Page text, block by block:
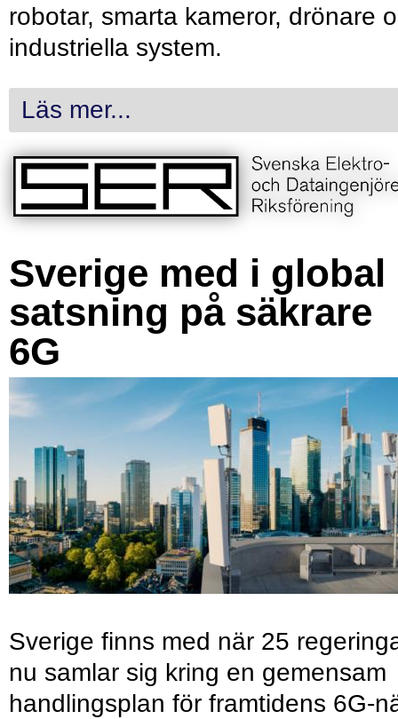
robotar, smarta kameror, drönare
industriella system.
Läs mer...
Sverige med i global
satsning på säkrare
6G
Sverige finns med när 25
nu samlar sig kring en gemensam
handlingsplan för framtidens 6G-